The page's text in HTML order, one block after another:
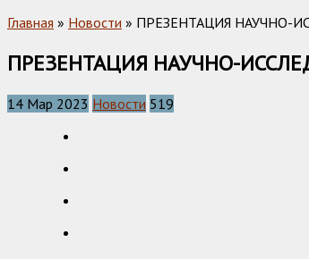
Главная » Новости » ПРЕЗЕНТАЦИЯ НАУЧНО-
ПРЕЗЕНТАЦИЯ НАУЧНО-
14 Мар 2023 Новости 519